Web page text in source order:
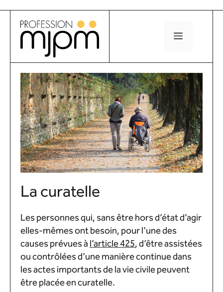
Aller
contenu
MENU
La curatelle
Les personnes qui, sans être hors d’état d’agir
elles-mêmes ont besoin, pour l’une des
causes prévues àl’article 425, d’être assistées
ou contrôlées d’une manière continue dans
les actes importants de la vie civile peuvent
être placée en curatelle.